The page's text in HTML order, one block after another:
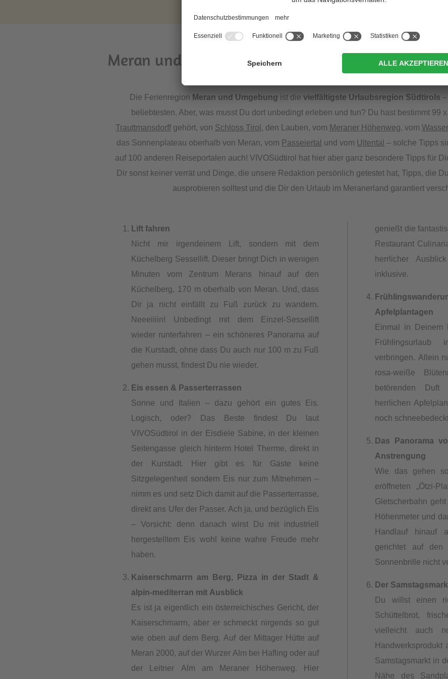
Meran und Umgebung – das musst Du im
Die Ferienregion Meran und Umgebung ist dievielfältigste Urlaubsregion Südtirols
beliebtesten. Aber, was musst Du dort unbedingt erleben und tun? Du hast bestimmt 99
Trauttmansdorffgehört, von Schloss Tirol , den Lauben, vom Meraner Höhenweg, vom
das Sonnenplateau oberhalb von Meran, vom Passeiertal und vom Ultental – solche Tipps
auf 100 anderen Reiseportalen auch! VIVOSüdtirol hat hier aber ganz besondere Tipps für
Dir sonst keiner verrät und Dinge, die unsere Redaktion persönlich getestet hat, Tipps, die
ausprobieren solltest und die Dir den Urlaub im Meranerland garantiert
Lift fahren
Nicht mir irgendeinem Lift, sondern mit dem
Küchelberg Sessellift. Dieser bringt Dich in wenigen
Minuten vom Zentrum Merans hinauf auf den
Küchelberg, 170 m oberhalb von Meran. Und, dass
Dir ja nicht einfällt zu Fuß zurück zu wandern.
Neeeiiiin! Unbedingt mit dem Einzel-Sessellift
wieder runterfahren – ein schöneres Panorama auf
die Kurstadt, ohne dass Du auch nur 100 m zu Fuß
gehen musst, findest Du nie wieder.
Eis essen & Passerterrassen
Sonne und Italien – dazu gehört ein gutes Eis.
Logisch, oder? Das Beste findest Du laut
VIVOSüdtirol in der Eisdiele Sabine, in der kleinen
Seitengasse gleich hinterm Hotel Therme, direkt in
der Kurstadt. Hier gibt es für Gäste keine
Sitzgelegenheit sondern Eis nur zum Mitnehmen –
nimm es und setz Dich damit auf die Passerterrasse,
direkt ans Ufer der Passer. Ach ja, und bezüglich Eis
– Vorsicht: denn danach wirst Du mit industriell
hergestelltem Eis wohl keine wahre Freude mehr
haben.
Kaiserschmarrn am Berg, Pizza in der Stadt &
alpin-mediterran mit Ausblick
Es ist ja eigentlich ein österreichisches Gericht, der
Kaiserschmarrn, aber er schmeckt nirgends so gut
wie oben auf dem Berg. Auf der Mittager Hütte auf
Meran 2000, auf der Wurzer Alm bei Hafling oder auf
der Leitner Alm am Meraner Höhenweg. Hier
genießt die
Restaurant
herrlicher
inklusive.
Apfelplantagen
Einmal in Deinem
verbringen. Allein
rosa-weiße
betörenden
herrlichen
noch
Das Panorama
Anstrengung
Wie das gehen
eröffneten „Ötzi-
Gletscherbahn
Höhenmeter und
Handlauf hinauf
gerichtet auf den
Sonnenbrille nicht
Der
Du willst einen
Schüttelbrot,
vielleicht auch
Handwerksprodukt
Samstagsmarkt in
Nähe des